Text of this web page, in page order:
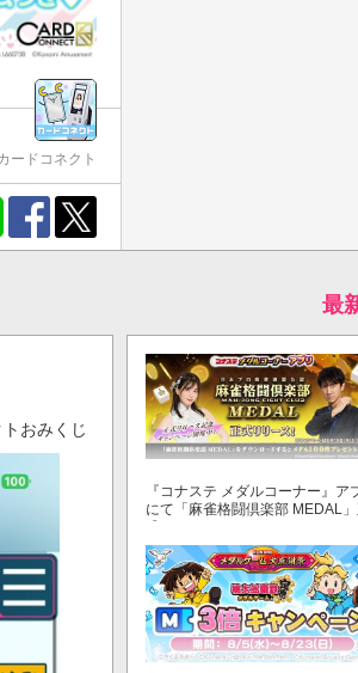
ードコネクト
おみくじ
最
『コナステ メダルコーナー』ア
にて「麻雀格闘倶楽部 MEDAL